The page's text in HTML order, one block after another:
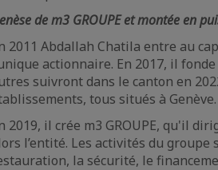
de m3 GROUPE et montée en
2011 Abdallah Chatila entre au
actionnaire. En 2017, il
suivront dans le canton en
tous situés à Genève.
2019, il crée m3 GROUPE, qu'il
l’entité. Les activités du
la sécurité, le